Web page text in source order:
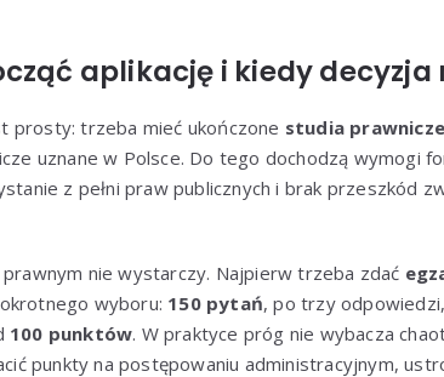
aplikację i kiedy decyzja
prosty: trzeba mieć ukończone studia prawnicze
uznane w Polsce. Do tego dochodzą wymogi
z pełni praw publicznych i brak przeszkód
prawnym nie wystarczy. Najpierw trzeba zdać
wyboru: 150 pytań, po trzy
100 punktów. W praktyce próg nie wybacza
punkty na postępowaniu administracyjnym,